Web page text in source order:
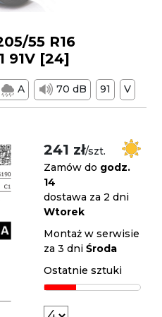
55 R16
91V [24]
A 70 dB 91 V
241 zł/szt.
Zamów do godz.
14
dostawa za 2 dni
Wtorek
Montaż w serwisie
za 3 dniŚroda
Ostatnie sztuki